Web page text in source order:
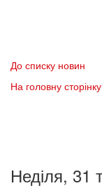
До списку новин
На головну сторінку
Неділя, 31